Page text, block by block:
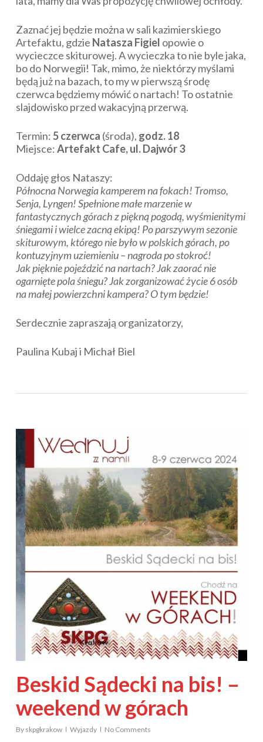
Zaznać jej będzie można w sali kazimierskiego
Artefaktu, gdzie Natasza Figiel opowie o
wycieczce skiturowej. A wycieczka to nie byle jaka,
bo do Norwegii! Tak, mimo, że niektórzy myślami
będą już na bazach, to my w pierwszą środę
czerwca będziemy mówić o nartach! To ostatnie
slajdowisko przed wakacyjną przerwą.
Termin:5 czerwca (środa), godz. 18
Miejsce:Artefakt Cafe, ul. Dajwór 3
Oddaję głos Nataszy:
Północna Norwegia kamperem na fokach! Tromso,
Senja, Lyngen! Spełnione małe marzenie w
fantastycznych górach z piękną pogodą, wyśmienitymi
śniegami i wielce zacną ekipą! Po parszywym sezonie
skiturowym, którego nie było w polskich górach, po
kontuzyjnym uziemieniu – nagroda po stokroć!
Jak pięknie pojeździć na nartach? Jak zaorać nie
ogarnięte pola śniegu? Jak zorganizować życie 6 osób
na małej powierzchni kampera? O tym będzie!
Serdecznie zapraszają organizatorzy,
Paulina Kubaj i Michał Biel
Beskid Sądecki na bis! –
weekend w górach
By skpgkrakow Wyjazdy No Comments